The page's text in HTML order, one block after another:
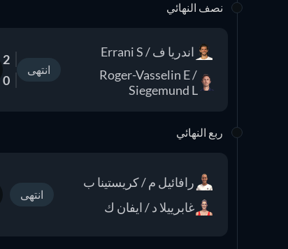
نصف النهائي
اندريا ف / Errani S
Roger-Vasselin E /
Siegemund L
انتهى
2
0
ربع النهائي
رافائيل م / كريستينا ب
غابرييلا د / ايفان ك
انتهى